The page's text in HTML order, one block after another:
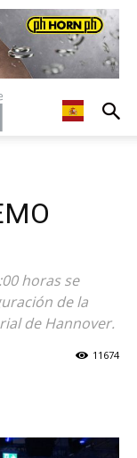
horas se
de la
de Hannover.
11674